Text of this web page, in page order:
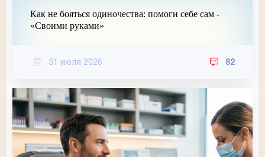
Как не бояться одиночества: помоги себе сам -
«Своими руками»
31 июля 2026 82